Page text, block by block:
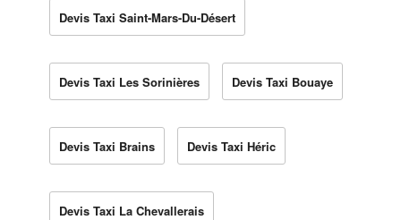
Devis Taxi Saint-Mars-Du-Désert
Devis Taxi Les Sorinières Devis Taxi Bouaye
Devis Taxi Brains Devis Taxi Héric
Devis Taxi La Chevallerais